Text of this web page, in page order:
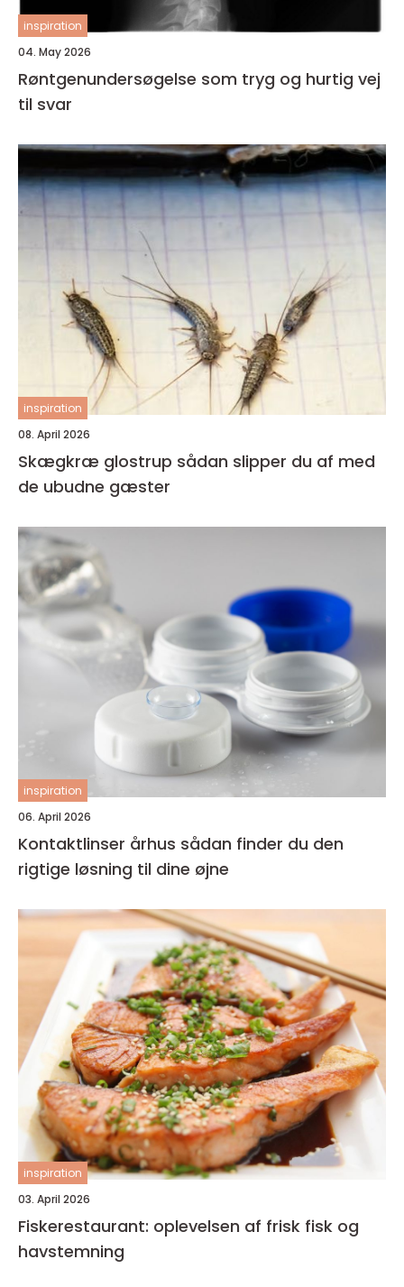
inspiration
04. May 2026
Røntgenundersøgelse som tryg og hurtig vej
til svar
inspiration
08. April 2026
Skægkræ glostrup sådan slipper du af med
de ubudne gæster
inspiration
06. April 2026
Kontaktlinser århus sådan finder du den
rigtige løsning til dine øjne
inspiration
03. April 2026
Fiskerestaurant: oplevelsen af frisk fisk og
havstemning